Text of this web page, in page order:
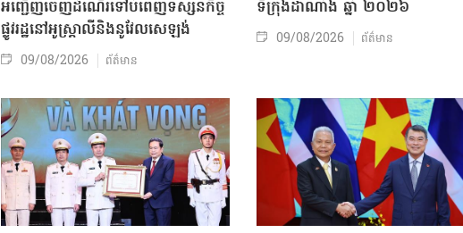
អញ្ជើញចេញដំណើរទៅបំពេញទស្សនកិច្ច
ផ្លូវរដ្ឋនៅអូស្ត្រាលីនិងនូវែលសេឡង់
09/08/2026 ព័ត៌មាន
ទីក្រុងដាណាំង ឆ្នាំ ២០២៦
09/08/2026 ព័ត៌មាន